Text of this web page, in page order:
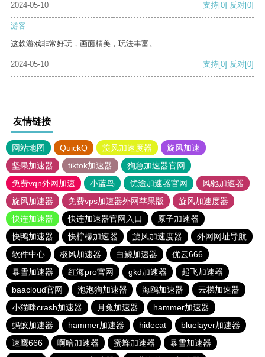
2024-05-10
支持[0] 反对[0]
游客
这款游戏非常好玩，画面精美，玩法丰富。
2024-05-10 支持[0] 反对[0]
友情链接
网站地图 QuickQ 旋风加速度器
旋风加速
坚果加速器
tiktok加速器
狗急加速器官网
免费vqn外网加速
小蓝鸟 优途加速器官网
风驰加速器
旋风加速器
免费vps加速器外网苹果版
旋风加速度器
快连加速器
快连加速器官网入口
原子加速器
快鸭加速器
快柠檬加速器 旋风加速度器
外网网址导航
软件中心
极风加速器 白鲸加速器
优云666
暴雪加速器
红海pro官网 gkd加速器
起飞加速器
baacloud官网
泡泡狗加速器 海鸥加速器
云梯加速器
小猫咪crash加速器
月兔加速器
hammer加速器
蚂蚁加速器
hammer加速器 hidecat
bluelayer加速器
速鹰666
啊哈加速器 蜜蜂加速器
暴雪加速器